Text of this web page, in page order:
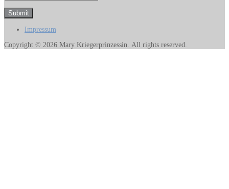
Impressum
Copyright © 2026 Mary Kriegerprinzessin. All rights reserved.